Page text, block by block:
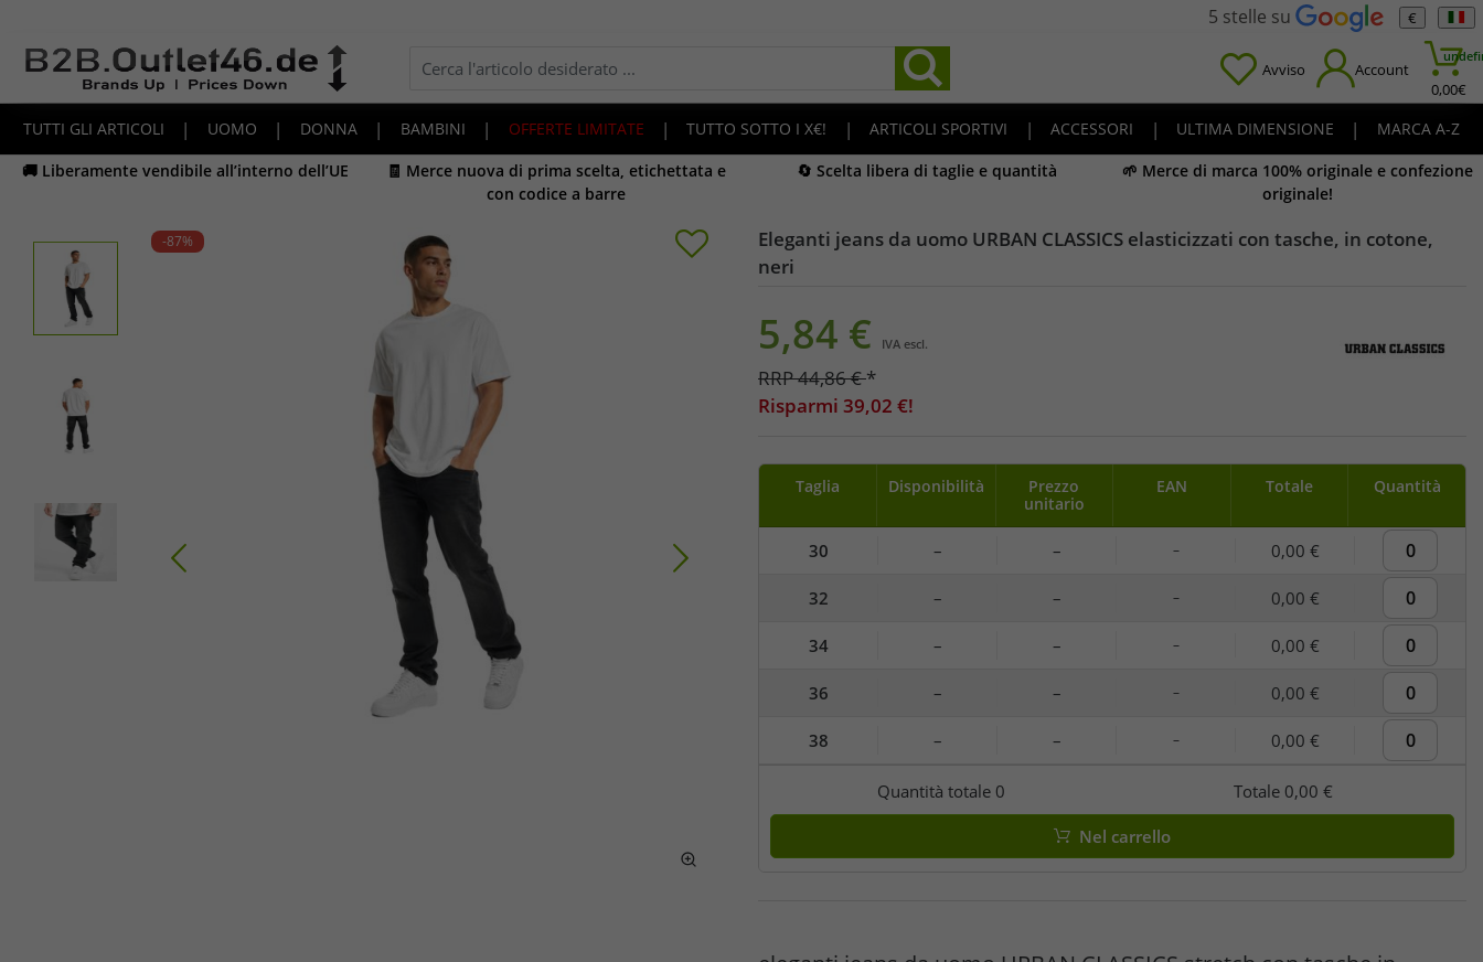
5 stelle su €
Avviso Account
0,00€
TUTTI GLI ARTICOLI | UOMO | DONNA | BAMBINI | OFFERTE LIMITATE | TUTTO SOTTO I X€! | ARTICOLI SPORTIVI | ACCESSORI | ULTIMA DIMENSIONE |
MARCA A-Z
🚚 Liberamente vendibile all’interno dell’UE
🧾 Merce nuova di prima scelta, etichettata e
con codice a barre
🔄 Scelta libera di taglie e quantità
🌱 Merce di marca 100% originale e confezione
originale!
-87%
Eleganti jeans da uomo URBAN CLASSICS elasticizzati con tasche, in cotone,
neri
5,84 € IVA escl.
RRP44,86€*
Risparmi 39,02 €!
Taglia Disponibilità
Prezzo
unitario
EAN Totale Quantità
30 – – – 0,00 €
32 – – – 0,00 €
34 – – – 0,00 €
36 – – – 0,00 €
38 – – – 0,00 €
Quantità totale 0 Totale 0,00 €
Nel carrello